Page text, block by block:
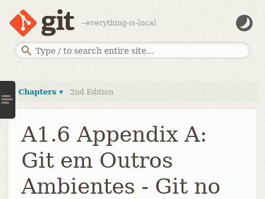
--everything-is-local
Chapters ▾ 2nd Edition
A1.6 Appendix A:
Git em Outros
Ambientes - Git no